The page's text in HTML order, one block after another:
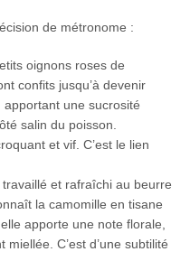
de métronome :
oignons roses de
confits jusqu’à devenir
une sucrosité
salin du poisson.
et vif. C’est le lien
et rafraîchi au beurre
la camomille en tisane
apporte une note florale,
C’est d’une subtilité